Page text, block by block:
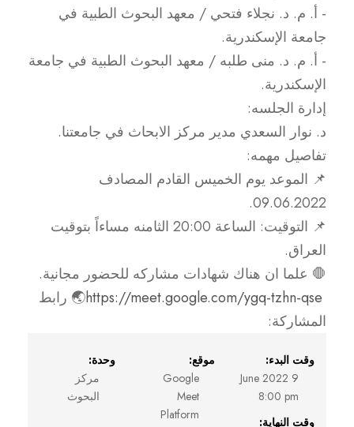
- أ. م. د. نجلاء فتحي / معهد البحوث الطبية في
جامعة الإسكندرية.
- أ. م. د. منى طلبه / معهد البحوث الطبية في جامعة
الإسكندرية.
إدارة الجلسه:
د. نوار السعدي مدير مركز الابحاث في جامعتنا.
تفاصيل مهمه:
📌 الموعد يوم الخميس القادم المصادف
09.06.2022.
📌 التوقيت: الساعة 20:00 الثامنه مساءاً بتوقيت
العراق.
🛑 علما ان هناك شهادات مشاركه للحضور مجانية.
https://meet.google.com/ygq-tzhn-qse🌏 رابط
المشاركة:
وقت البدء:
9 June 2022
8:00 pm
وقت النهاية:
موقع:
Google
Meet
Platform
وحدة:
مركز
البحوث